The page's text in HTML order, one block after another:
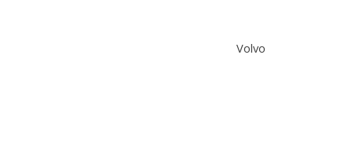
Volvo